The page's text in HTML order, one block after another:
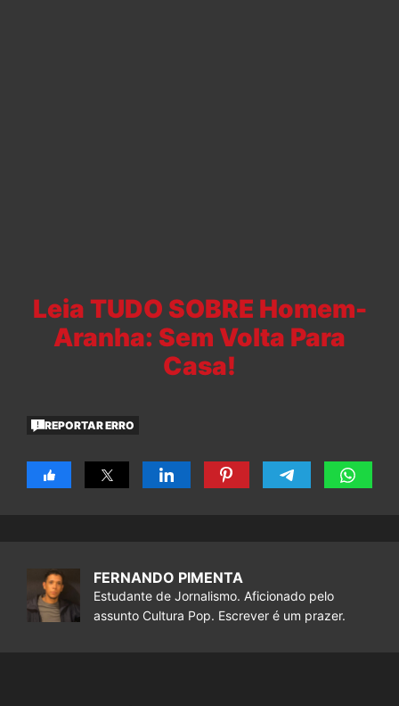
Leia TUDO SOBRE Homem-
Aranha: Sem Volta Para
Casa!
REPORTAR ERRO
FERNANDO PIMENTA
Estudante de Jornalismo. Aficionado pelo
assunto Cultura Pop. Escrever é um prazer.